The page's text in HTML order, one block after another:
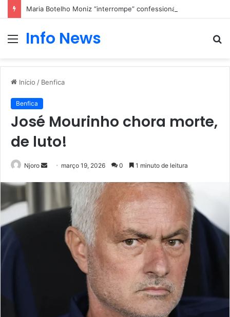
Maria Botelho Moniz “interrompe” confessionário
Menu
Info News
Início / Benfica
Benfica
José Mourinho chora morte,
de luto!
Njoro
Mandemarço 19, 2026 0 1 minuto de leitura